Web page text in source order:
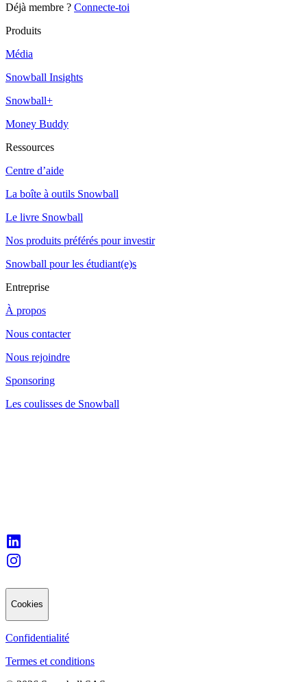
Déjà membre ? Connecte-toi
Produits
Média
Snowball Insights
Snowball+
Money Buddy
Ressources
Centre d’aide
La boîte à outils Snowball
Le livre Snowball
Nos produits préférés pour investir
Snowball pour les étudiant(e)s
Entreprise
À propos
Nous contacter
Nous rejoindre
Sponsoring
Les coulisses de Snowball
Cookies
Confidentialité
Termes et conditions